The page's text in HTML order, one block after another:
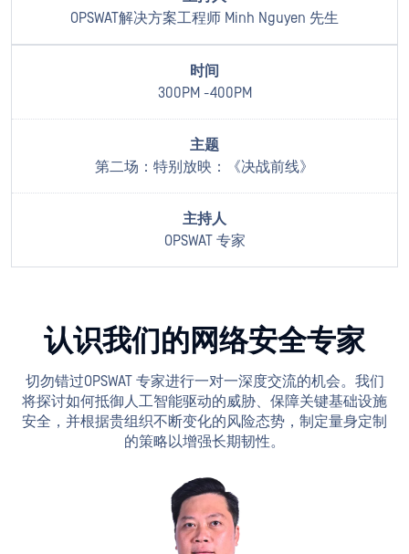
OPSWAT解决方案工程师 Minh Nguyen 先生
300PM -400PM
第二场：特别放映：《决战前线》
OPSWAT 专家
认识我们的网络安全专家
切勿错过OPSWAT 专家进行一对一深度交流的机会。我们
将探讨如何抵御人工智能驱动的威胁、保障关键基础设施
安全，并根据贵组织不断变化的风险态势，制定量身定制
的策略以增强长期韧性。